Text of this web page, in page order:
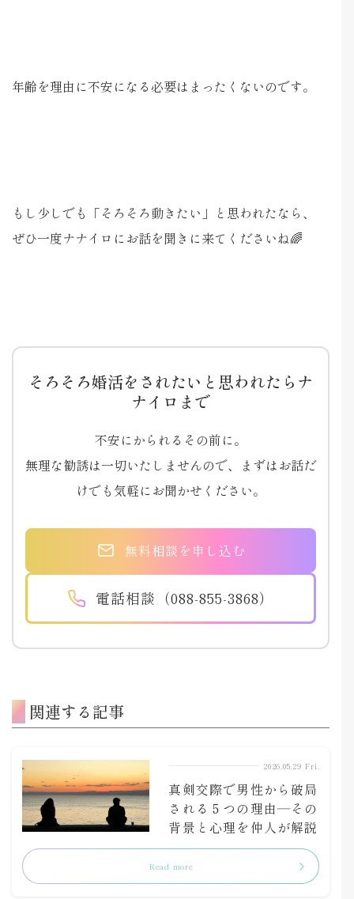
年齢を理由に不安になる必要はまったくないのです。
もし少しでも「そろそろ動きたい」と思われたなら、
ぜひ一度ナナイロにお話を聞きに来てくださいね🌈
そろそろ婚活をされたいと思われたらナ
ナイロまで
不安にかられるその前に。
無理な勧誘は一切いたしませんので、まずはお話だ
けでも気軽にお聞かせください。
無料相談を申し込む
電話相談（088-855-3868）
関連する記事
2026.05.29 Fri.
真剣交際で男性から破局
される５つの理由―その
背景と心理を仲人が解説
Read more